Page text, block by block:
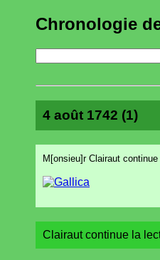
Chronologie
4 août 1742 (1)
M[onsieu]r Clairaut
Clairaut continue la